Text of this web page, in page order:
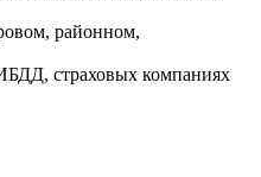
районном,
страховых компаниях